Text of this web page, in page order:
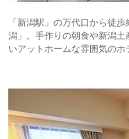
「新潟駅」の万代口から徒
潟」。手作りの朝食や新潟
いアットホームな雰囲気のホ